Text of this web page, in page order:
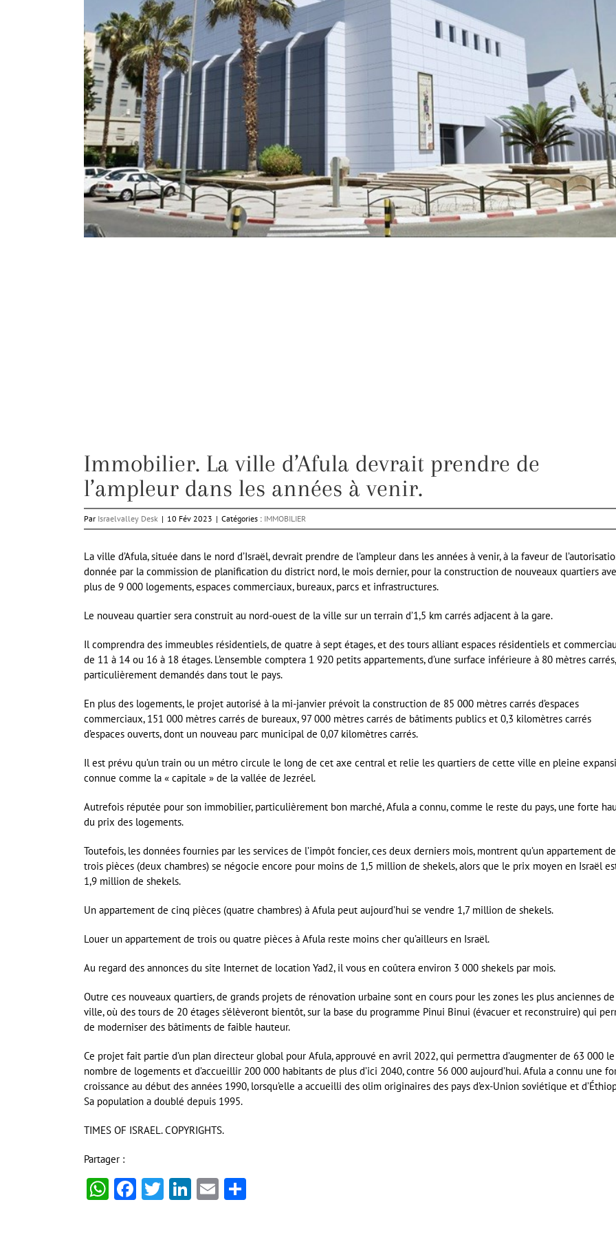
Immobilier. La ville d’Afula devrait prendre de
l’ampleur dans les années à venir.
Par Israelvalley Desk | 10 Fév 2023 | Catégories : IMMOBILIER
La ville d’Afula, située dans le nord d’Israël, devrait prendre de l’ampleur dans les années à venir, à la faveur de
donnée par la commission de planification du district nord, le mois dernier, pour la construction de nouveaux quartiers
plus de 9 000 logements, espaces commerciaux, bureaux, parcs et infrastructures.
Le nouveau quartier sera construit au nord-ouest de la ville sur un terrain d’1,5 km carrés adjacent à la gare.
Il comprendra des immeubles résidentiels, de quatre à sept étages, et des tours alliant espaces résidentiels et
de 11 à 14 ou 16 à 18 étages. L’ensemble comptera 1 920 petits appartements, d’une surface inférieure à 80 mètres carrés,
particulièrement demandés dans tout le pays.
En plus des logements, le projet autorisé à la mi-janvier prévoit la construction de 85 000 mètres carrés d’espaces
commerciaux, 151 000 mètres carrés de bureaux, 97 000 mètres carrés de bâtiments publics et 0,3 kilomètres carrés
d’espaces ouverts, dont un nouveau parc municipal de 0,07 kilomètres carrés.
Il est prévu qu’un train ou un métro circule le long de cet axe central et relie les quartiers de cette ville en pleine
connue comme la « capitale » de la vallée de Jezréel.
Autrefois réputée pour son immobilier, particulièrement bon marché, Afula a connu, comme le reste du pays, une forte
du prix des logements.
Toutefois, les données fournies par les services de l’impôt foncier, ces deux derniers mois, montrent qu’un appartement de
trois pièces (deux chambres) se négocie encore pour moins de 1,5 million de shekels, alors que le prix moyen en Israël
1,9 million de shekels.
Un appartement de cinq pièces (quatre chambres) à Afula peut aujourd’hui se vendre 1,7 million de shekels.
Louer un appartement de trois ou quatre pièces à Afula reste moins cher qu’ailleurs en Israël.
Au regard des annonces du site Internet de location Yad2, il vous en coûtera environ 3 000 shekels par mois.
Outre ces nouveaux quartiers, de grands projets de rénovation urbaine sont en cours pour les zones les plus anciennes
ville, où des tours de 20 étages s’élèveront bientôt, sur la base du programme Pinui Binui (évacuer et reconstruire) qui
de moderniser des bâtiments de faible hauteur.
Ce projet fait partie d’un plan directeur global pour Afula, approuvé en avril 2022, qui permettra d’augmenter de 63 000 le
nombre de logements et d’accueillir 200 000 habitants de plus d’ici 2040, contre 56 000 aujourd’hui. Afula a connu une
croissance au début des années 1990, lorsqu’elle a accueilli des olim originaires des pays d’ex-Union soviétique et
Sa population a doublé depuis 1995.
TIMES OF ISRAEL. COPYRIGHTS.
Partager :
WhatsApp
Facebook
Twitter
LinkedIn
Email